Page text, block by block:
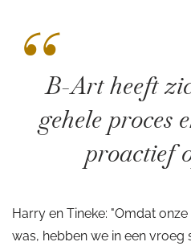
“B-Art heeft
gehele proces
proactief
Harry en Tineke: "Omdat
was, hebben we in een